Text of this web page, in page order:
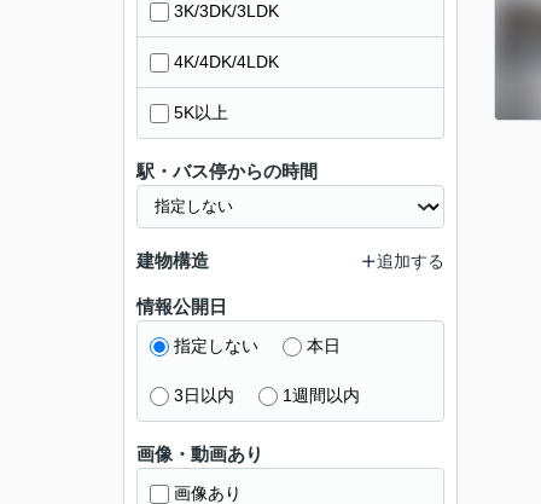
3K/3DK/3LDK
4K/4DK/4LDK
5K以上
駅・バス停からの時間
建物構造 追加する
情報公開日
指定しない 本日
3日以内 1週間以内
画像・動画あり
画像あり